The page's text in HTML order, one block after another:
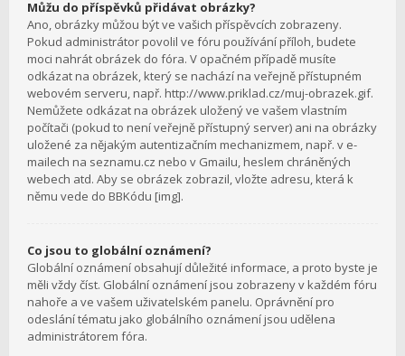
Můžu do příspěvků přidávat obrázky?
Ano, obrázky můžou být ve vašich příspěvcích zobrazeny.
Pokud administrátor povolil ve fóru používání příloh, budete
moci nahrát obrázek do fóra. V opačném případě musíte
odkázat na obrázek, který se nachází na veřejně přístupném
webovém serveru, např. http://www.priklad.cz/muj-obrazek.gif.
Nemůžete odkázat na obrázek uložený ve vašem vlastním
počítači (pokud to není veřejně přístupný server) ani na obrázky
uložené za nějakým autentizačním mechanizmem, např. v e-
mailech na seznamu.cz nebo v Gmailu, heslem chráněných
webech atd. Aby se obrázek zobrazil, vložte adresu, která k
němu vede do BBKódu [img].
Co jsou to globální oznámení?
Globální oznámení obsahují důležité informace, a proto byste je
měli vždy číst. Globální oznámení jsou zobrazeny v každém fóru
nahoře a ve vašem uživatelském panelu. Oprávnění pro
odeslání tématu jako globálního oznámení jsou udělena
administrátorem fóra.